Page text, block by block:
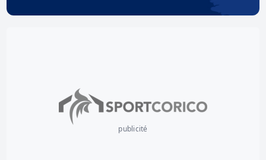
publicité